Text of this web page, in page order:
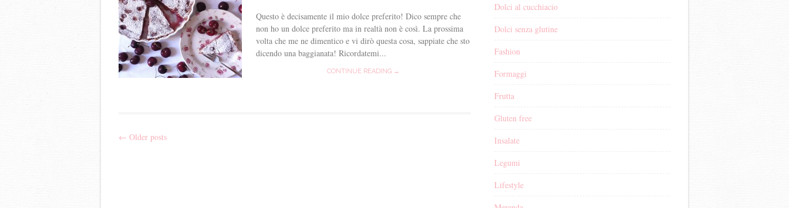
Questo è decisamente il mio dolce preferito! Dico sempre che
non ho un dolce preferito ma in realtà non è così. La prossima
volta che me ne dimentico e vi dirò questa cosa, sappiate che sto
dicendo una baggianata! Ricordatemi...
CONTINUE READING →
← Older posts
Dolci al cucchiacio
Dolci senza glutine
Fashion
Formaggi
Frutta
Gluten free
Insalate
Legumi
Lifestyle